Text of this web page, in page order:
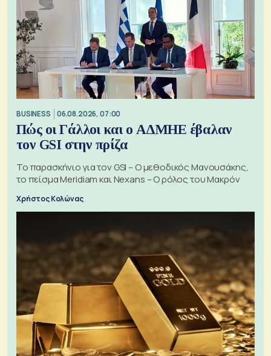
BUSINESS 06.08.2026, 07:00
Πώς οι Γάλλοι και ο ΑΔΜΗΕ έβαλαν
τον GSI στην πρίζα
Το παρασκήνιο για τον GSI – Ο μεθοδικός Μανουσάκης,
το πείσμα Meridiam και Nexans – Ο ρόλος του Μακρόν
Χρήστος Κολώνας